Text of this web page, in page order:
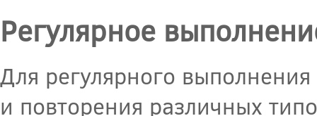
Регулярное
Для регулярного
и повторения различных